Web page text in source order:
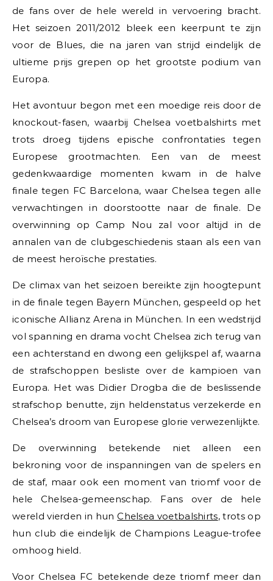
de fans over de hele wereld in vervoering bracht.
Het seizoen 2011/2012 bleek een keerpunt te zijn
voor de Blues, die na jaren van strijd eindelijk de
ultieme prijs grepen op het grootste podium van
Europa.
Het avontuur begon met een moedige reis door de
knockout-fasen, waarbij Chelsea voetbalshirts met
trots droeg tijdens epische confrontaties tegen
Europese grootmachten. Een van de meest
gedenkwaardige momenten kwam in de halve
finale tegen FC Barcelona, waar Chelsea tegen alle
verwachtingen in doorstootte naar de finale. De
overwinning op Camp Nou zal voor altijd in de
annalen van de clubgeschiedenis staan als een van
de meest heroïsche prestaties.
De climax van het seizoen bereikte zijn hoogtepunt
in de finale tegen Bayern München, gespeeld op het
iconische Allianz Arena in München. In een wedstrijd
vol spanning en drama vocht Chelsea zich terug van
een achterstand en dwong een gelijkspel af, waarna
de strafschoppen besliste over de kampioen van
Europa. Het was Didier Drogba die de beslissende
strafschop benutte, zijn heldenstatus verzekerde en
Chelsea’s droom van Europese glorie verwezenlijkte.
De overwinning betekende niet alleen een
bekroning voor de inspanningen van de spelers en
de staf, maar ook een moment van triomf voor de
hele Chelsea-gemeenschap. Fans over de hele
wereld vierden in hunChelsea voetbalshirts, trots op
hun club die eindelijk de Champions League-trofee
omhoog hield.
Voor Chelsea FC betekende deze triomf meer dan